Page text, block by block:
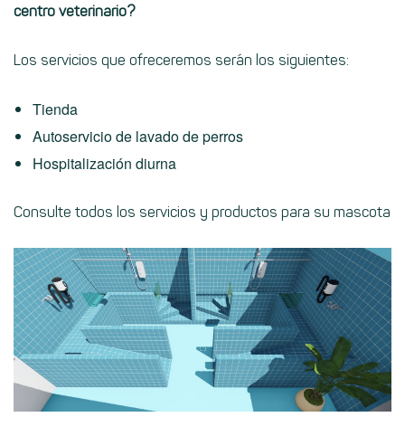
centro veterinario?
Los servicios que ofreceremos serán los siguientes:
Tienda
Autoservicio de lavado de perros
Hospitalización diurna
Consulte todos los servicios y productos para su mascota